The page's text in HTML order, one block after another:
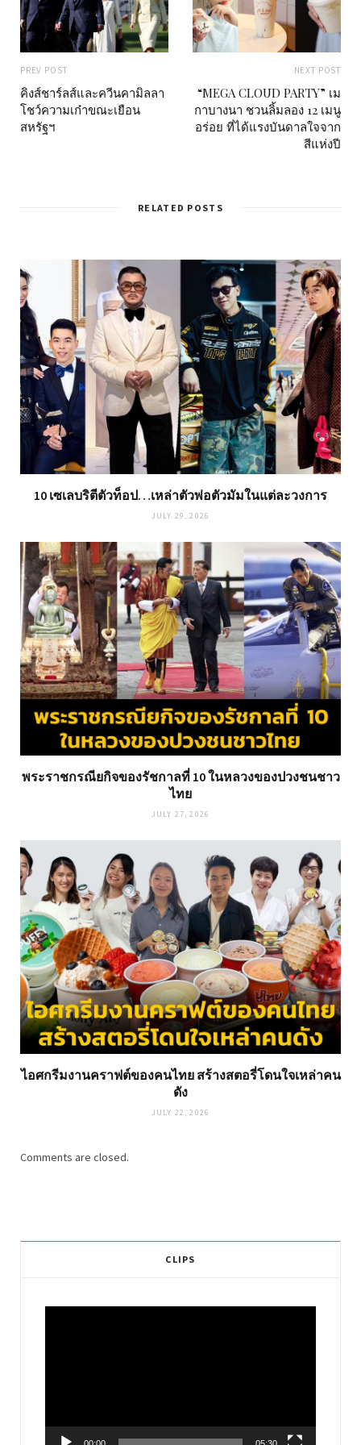
PREV POST
คิงส์ชาร์ลส์และควีนคามิลลา
โชว์ความเก๋าขณะเยือน
สหรัฐฯ
NEXT POST
“MEGA CLOUD PARTY” เม
กาบางนา ชวนลิ้มลอง 12 เมนู
อร่อย ที่ได้แรงบันดาลใจจาก
สีแห่งปี
RELATED POSTS
10 เซเลบริตีตัวท็อป…เหล่าตัวพ่อตัวมัมในแต่ละวงการ
JULY 29, 2026
พระราชกรณียกิจของรัชกาลที่ 10 ในหลวงของปวงชนชาว
ไทย
JULY 27, 2026
ไอศกรีมงานคราฟต์ของคนไทย สร้างสตอรี่โดนใจเหล่าคน
ดัง
JULY 22, 2026
Comments are closed.
CLIPS